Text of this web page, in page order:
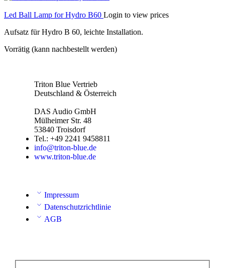
Led Ball Lamp for Hydro B60 Login to view prices
Aufsatz für Hydro B 60, leichte Installation.
Vorrätig (kann nachbestellt werden)
Triton Blue Vertrieb
Deutschland & Österreich
DAS Audio GmbH
Mülheimer Str. 48
53840 Troisdorf
Tel.: +49 2241 9458811
info@triton-blue.de
www.triton-blue.de
Impressum
Datenschutzrichtlinie
AGB